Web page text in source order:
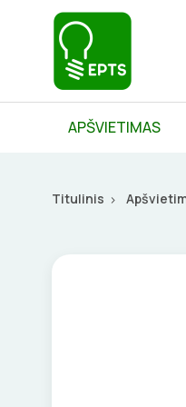
APŠVIETIMAS
Titulinis